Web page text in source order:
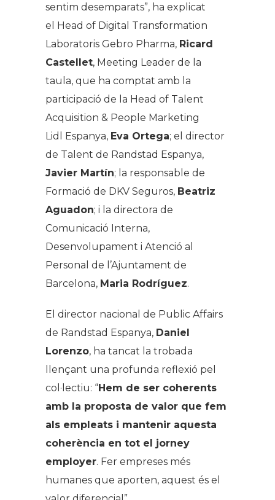
sentim desemparats”, ha explicat
el Head of Digital Transformation
Laboratoris Gebro Pharma, Ricard
Castellet, Meeting Leader de la
taula, que ha comptat amb la
participació de la Head of Talent
Acquisition & People Marketing
Lidl Espanya, Eva Ortega; el director
de Talent de Randstad Espanya,
Javier Martín; la responsable de
Formació de DKV Seguros, Beatriz
Aguadon; i la directora de
Comunicació Interna,
Desenvolupament i Atenció al
Personal de l’Ajuntament de
Barcelona, Maria Rodríguez.
El director nacional de Public Affairs
de Randstad Espanya, Daniel
Lorenzo, ha tancat la trobada
llençant una profunda reflexió pel
col·lectiu: “Hem de ser coherents
amb la proposta de valor que fem
als empleats i mantenir aquesta
coherència en tot el jorney
employer. Fer empreses més
humanes que aporten, aquest és el